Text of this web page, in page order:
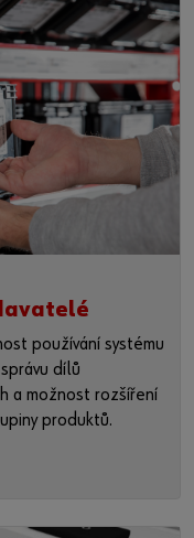
používání systému
dílů
a možnost rozšíření
produktů.